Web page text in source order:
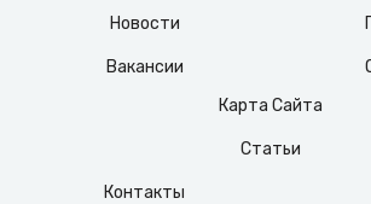
Новости
Вакансии
Карта Сайта
Статьи
Контакты